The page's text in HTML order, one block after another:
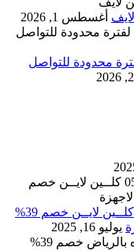
أغسطس 1, 2026
لايف بمكة خصم 40% لفترة محدودة للتواصل
شركة تنظيف بالرياض 0556501701 كلــين لايــن خصم 39%
يوليو 16, 2025